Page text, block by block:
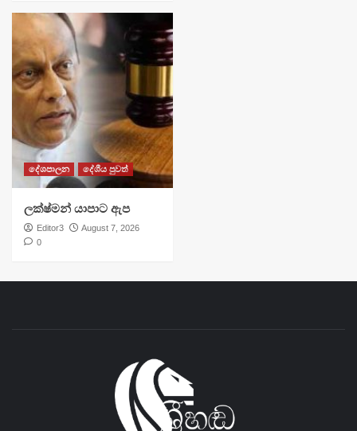
දේශපාලන දේශීය පුවත්
ලක්ෂ්මන් යාපාට ඇප
Editor3
August 7, 2026
0